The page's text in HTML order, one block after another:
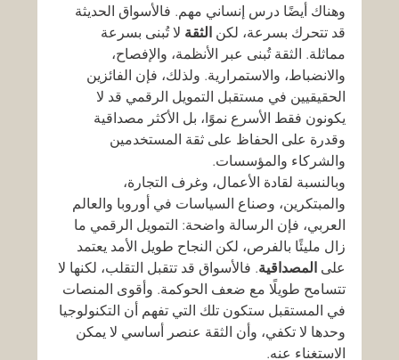
وهناك أيضًا درس إنساني مهم. فالأسواق الحديثة
قد تتحرك بسرعة، لكن الثقة لا تُبنى بسرعة
مماثلة. الثقة تُبنى عبر الأنظمة، والإفصاح،
والانضباط، والاستمرارية. ولذلك، فإن الفائزين
الحقيقيين في مستقبل التمويل الرقمي قد لا
يكونون فقط الأسرع نموًا، بل الأكثر مصداقية
وقدرة على الحفاظ على ثقة المستخدمين
والشركاء والمؤسسات.
وبالنسبة لقادة الأعمال، وغرف التجارة،
والمبتكرين، وصناع السياسات في أوروبا والعالم
العربي، فإن الرسالة واضحة: التمويل الرقمي ما
زال مليئًا بالفرص، لكن النجاح طويل الأمد يعتمد
على المصداقية. فالأسواق قد تتقبل التقلب، لكنها لا
تتسامح طويلًا مع ضعف الحوكمة. وأقوى المنصات
في المستقبل ستكون تلك التي تفهم أن التكنولوجيا
وحدها لا تكفي، وأن الثقة عنصر أساسي لا يمكن
الاستغناء عنه.